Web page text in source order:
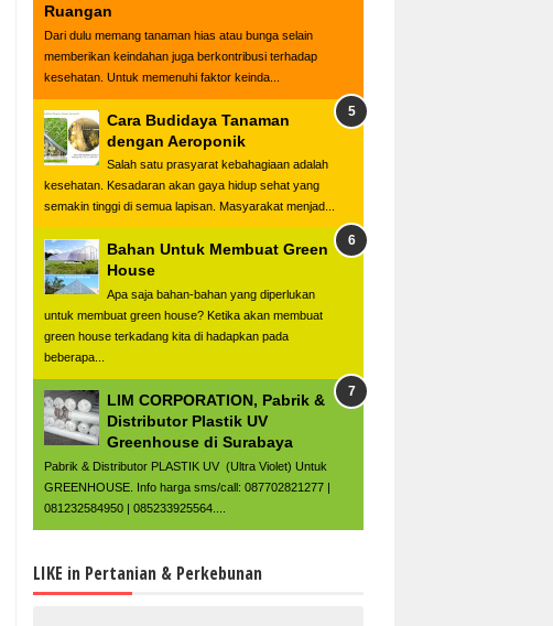
Ruangan
Dari dulu memang tanaman hias atau bunga selain
memberikan keindahan juga berkontribusi terhadap
kesehatan. Untuk memenuhi faktor keinda...
Cara Budidaya Tanaman
dengan Aeroponik
Salah satu prasyarat kebahagiaan adalah
kesehatan. Kesadaran akan gaya hidup sehat yang
semakin tinggi di semua lapisan. Masyarakat menjad...
Bahan Untuk Membuat Green
House
Apa saja bahan-bahan yang diperlukan
untuk membuat green house? Ketika akan membuat
green house terkadang kita di hadapkan pada
beberapa...
LIM CORPORATION, Pabrik &
Distributor Plastik UV
Greenhouse di Surabaya
Pabrik & Distributor PLASTIK UV (Ultra Violet) Untuk
GREENHOUSE. Info harga sms/call: 087702821277 |
081232584950 | 085233925564....
LIKE in Pertanian & Perkebunan